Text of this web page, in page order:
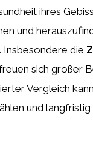
ihres
und
Insbesondere die
sich großer
Vergleich
und